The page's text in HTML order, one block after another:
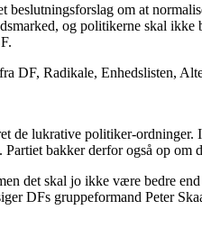
beslutningsforslag om at
og politikerne skal
DF, Radikale, Enhedslisten,
de lukrative politiker-ordninger.
bakker derfor også op om
det skal jo ikke være bedre
DFs gruppeformand Peter